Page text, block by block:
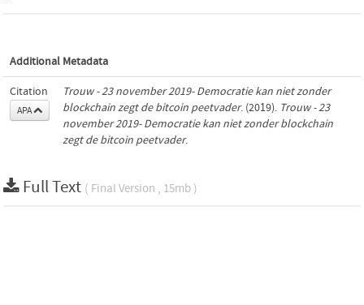
Additional Metadata
Citation
APA
Trouw - 23 november 2019- Democratie kan niet zonder
blockchain zegt de bitcoin peetvader. (2019). Trouw - 23
november 2019- Democratie kan niet zonder blockchain
zegt de bitcoin peetvader.
Full Text ( Final Version , 15mb )